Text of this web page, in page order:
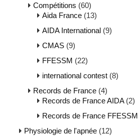
Compétitions (60)
Aida France (13)
AIDA International (9)
CMAS (9)
FFESSM (22)
international contest (8)
Records de France (4)
Records de France AIDA(2)
Records de France FFESSM
Physiologie de l'apnée (12)